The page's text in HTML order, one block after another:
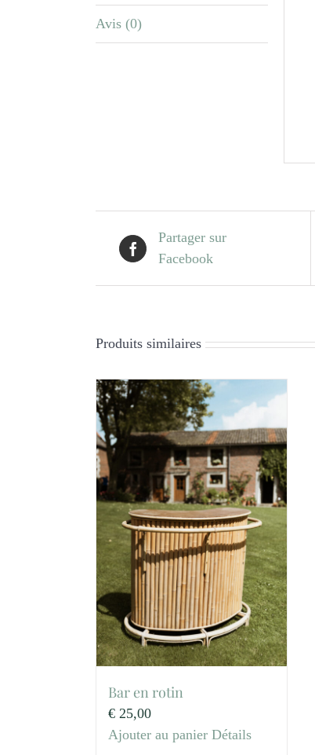
Avis (0)
Partager sur
Facebook
Produits similaires
Bar en rotin
€ 25,00
Ajouter au panier Détails